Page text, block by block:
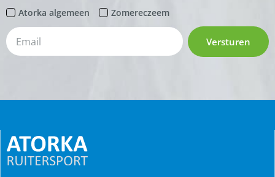
Atorka algemeen Zomereczeem
Versturen